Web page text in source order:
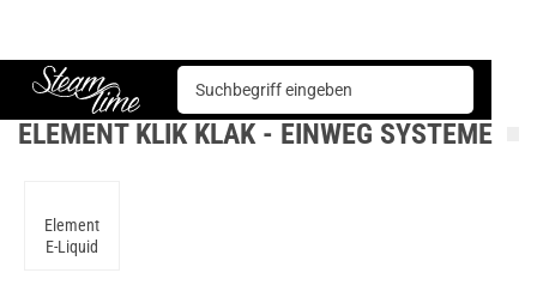
Steam time
E-Zigarette Einweg Systeme Element Klik Klak
ELEMENT KLIK KLAK - EINWEG SYSTEME
Element
E-Liquid